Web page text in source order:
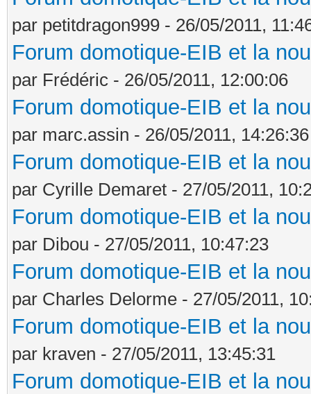
par petitdragon999 - 26/05/2011,
Forum domotique-EIB et la
par Frédéric - 26/05/2011, 12:00:06
Forum domotique-EIB et la
par marc.assin - 26/05/2011, 14:26:36
Forum domotique-EIB et la
par Cyrille Demaret - 27/05/2011,
Forum domotique-EIB et la
par Dibou - 27/05/2011, 10:47:23
Forum domotique-EIB et la
par Charles Delorme - 27/05/2011,
Forum domotique-EIB et la
par kraven - 27/05/2011, 13:45:31
Forum domotique-EIB et la